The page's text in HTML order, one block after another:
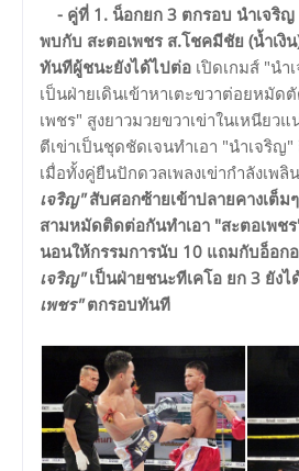
- คู่ที่ 1. น็อกยก 3 ตกรอบ นำเจริ
พบกับ สะตอเพชร ส.โชคมีชัย (น้ำเงิ
ทันทีผู้ชนะยังได้ไปต่อ เปิดเกมส์ "นำ
เป็นฝ่ายเดินเข้าหาเตะขวาต่อยหมัด
เพชร" สูงยาวมวยขวาเข่าในเหนียว
ตีเข่าเป็นชุดชัดเจนทำเอา "นำเจริญ"
เมื่อทั้งคู่ยืนปักดวลเพลงเข่ากำลังเพลิ
เจริญ"สับศอกซ้ายเข้าปลายคางเต็ม
สามหมัดติดต่อกันทำเอา "สะตอเพช
นอนให้กรรมการนับ 10 แถมกับอ็อก
เจริญ"เป็นฝ่ายชนะทีเคโอ ยก 3 ยัง
เพชร"ตกรอบทันที